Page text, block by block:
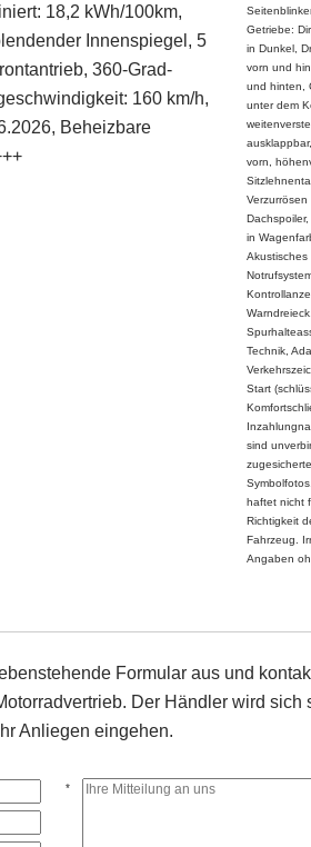
18,2 kWh/100km,
Innenspiegel, 5
360-Grad-
160 km/h,
Beheizbare
Getriebe:
in Dunkel,
vorn und
und hinten,
unter dem
vorn,
in
Akustisches
Technik,
Start
sind
haftet nicht
Richtigkeit
Fahrzeug.
Angaben
Formular aus und
Der Händler wird
Anliegen eingehen.
*